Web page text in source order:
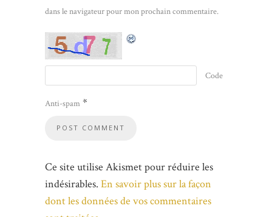
dans le navigateur pour mon prochain commentaire.
Code
Anti-spam *
Ce site utilise Akismet pour réduire les
indésirables. En savoir plus sur la façon
dont les données de vos commentaires